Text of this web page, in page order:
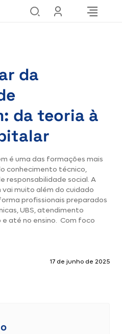
da
da teoria à
é uma das formações mais
conhecimento técnico,
responsabilidade social. A
muito além do cuidado
profissionais preparados
UBS, atendimento
até no ensino. Com foco
17 de junho de 2025